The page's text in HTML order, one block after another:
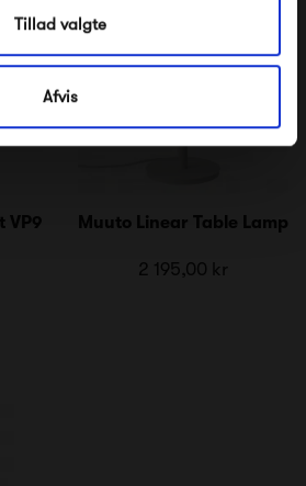
Tillad valgte
Afvis
VP9 Muuto Linear Table Lamp
2 195,00 kr